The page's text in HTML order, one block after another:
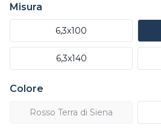
Misura
6,3x100
6,3x140
Colore
Rosso Terra di Siena